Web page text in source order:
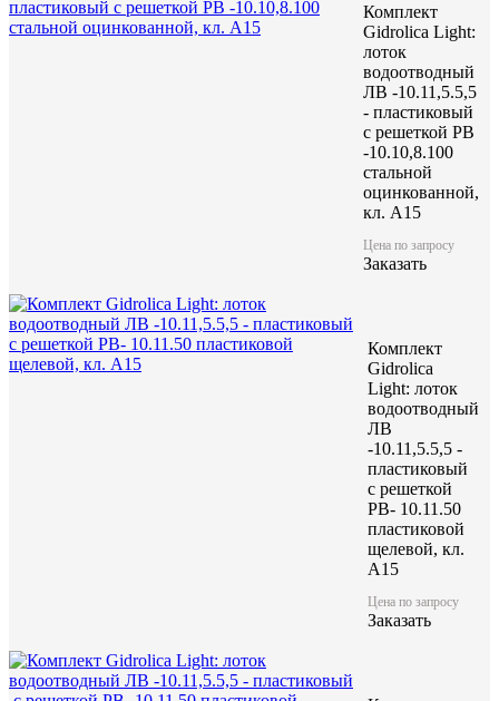
Комплект
Gidrolica Light:
лоток
водоотводный
ЛВ -10.11,5.5,5
- пластиковый
с решеткой РВ
-10.10,8.100
стальной
оцинкованной,
кл. A15
Цена по запросу
Заказать
Комплект
Gidrolica
Light: лоток
водоотводный
ЛВ
-10.11,5.5,5 -
пластиковый
с решеткой
РВ- 10.11.50
пластиковой
щелевой, кл.
A15
Цена по запросу
Заказать